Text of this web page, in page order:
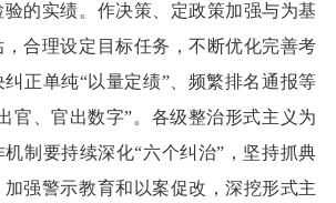
的实绩。作决策、定政策加强与为基
合理设定目标任务，不断优化完善考
正单纯“以量定绩”、频繁排名通报等
官、官出数字”。各级整治形式主义为
制要持续深化“六个纠治”，坚持抓典
强警示教育和以案促改，深挖形式主